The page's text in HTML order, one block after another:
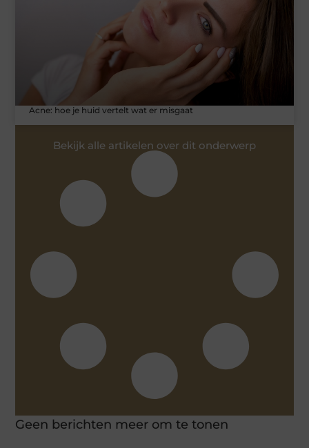
Acne: hoe je huid vertelt wat er misgaat
Bekijk alle artikelen over dit onderwerp
Geen berichten meer om te tonen